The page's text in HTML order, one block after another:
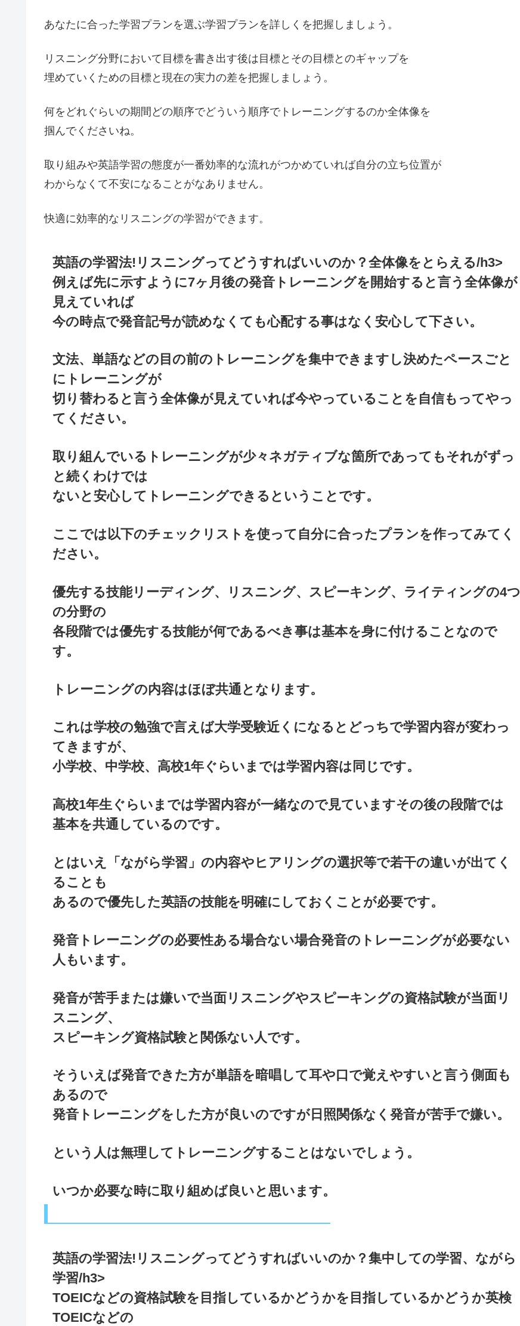
あなたに合った学習プランを選ぶ学習プランを詳しくを把握しましょう。
リスニング分野において目標を書き出す後は目標とその目標とのギャップを
埋めていくための目標と現在の実力の差を把握しましょう。
何をどれぐらいの期間どの順序でどういう順序でトレーニングするのか全体像を
掴んでくださいね。
取り組みや英語学習の態度が一番効率的な流れがつかめていれば自分の立ち位置が
わからなくて不安になることがなありません。
快適に効率的なリスニングの学習ができます。
英語の学習法!リスニングってどうすればいいのか？全体像をとらえる/h3>
例えば先に示すように7ヶ月後の発音トレーニングを開始すると言う全体像が
見えていれば
今の時点で発音記号が読めなくても心配する事はなく安心して下さい。
文法、単語などの目の前のトレーニングを集中できますし決めたペースごと
にトレーニングが
切り替わると言う全体像が見えていれば今やっていることを自信もってやっ
てください。
取り組んでいるトレーニングが少々ネガティブな箇所であってもそれがずっ
と続くわけでは
ないと安心してトレーニングできるということです。
ここでは以下のチェックリストを使って自分に合ったプランを作ってみてく
ださい。
優先する技能リーディング、リスニング、スピーキング、ライティングの4つ
の分野の
各段階では優先する技能が何であるべき事は基本を身に付けることなので
す。
トレーニングの内容はほぼ共通となります。
これは学校の勉強で言えば大学受験近くになるとどっちで学習内容が変わっ
てきますが、
小学校、中学校、高校1年ぐらいまでは学習内容は同じです。
高校1年生ぐらいまでは学習内容が一緒なので見ていますその後の段階では
基本を共通しているのです。
とはいえ「ながら学習」の内容やヒアリングの選択等で若干の違いが出てく
ることも
あるので優先した英語の技能を明確にしておくことが必要です。
発音トレーニングの必要性ある場合ない場合発音のトレーニングが必要ない
人もいます。
発音が苦手または嫌いで当面リスニングやスピーキングの資格試験が当面リ
スニング、
スピーキング資格試験と関係ない人です。
そういえば発音できた方が単語を暗唱して耳や口で覚えやすいと言う側面も
あるので
発音トレーニングをした方が良いのですが日照関係なく発音が苦手で嫌い。
という人は無理してトレーニングすることはないでしょう。
いつか必要な時に取り組めば良いと思います。
英語の学習法!リスニングってどうすればいいのか？集中しての学習、ながら
学習/h3>
TOEICなどの資格試験を目指しているかどうかを目指しているかどうか英検
TOEICなどの